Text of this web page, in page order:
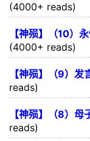
(4000+ reads)
【神殒】（10）
(4000+ reads)
【神殒】（9）发
reads)
【神殒】（8）母
reads)